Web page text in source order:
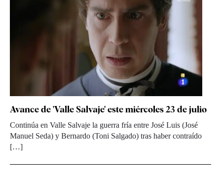
Avance de 'Valle Salvaje' este miércoles 23 de julio
Continúa en Valle Salvaje la guerra fría entre José Luis (José
Manuel Seda) y Bernardo (Toni Salgado) tras haber contraído
[…]